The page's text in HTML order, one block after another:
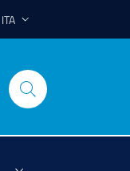
ITA